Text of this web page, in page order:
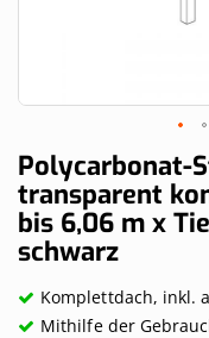
Skip
to
the
beginning
of
the
images
gallery
Polycarbonat-
transparent
bis 6,06 m x
schwarz
Komplettdach, inkl.
Mithilfe der